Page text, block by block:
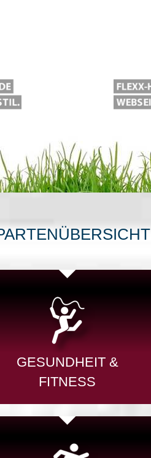
GESUNDHEIT &
FITNESS